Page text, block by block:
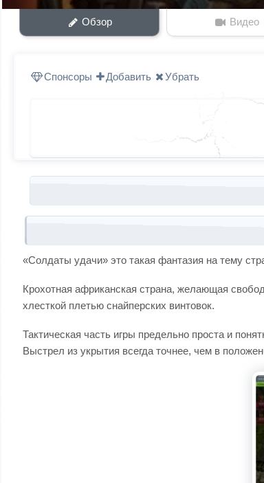
Обзор Видео
Спонсоры Добавить Убрать
Запись навигация
«Солдаты удачи» это такая фантазия на тему
Крохотная африканская страна, желающая
хлесткой плетью снайперских винтовок.
Тактическая часть игры предельно проста и
Выстрел из укрытия всегда точнее, чем в